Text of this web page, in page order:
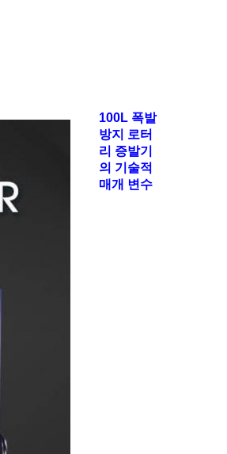
100L 폭발
방지 로터
리 증발기
의 기술적
매개 변수